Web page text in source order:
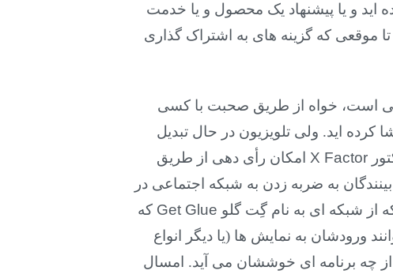
اید و یا پیشنهاد یک محصول و یا خدمت
موقعی که گزینه های به اشتراک گذاری
است، خواه از طریق صحبت با کسی
کرده اید. ولی تلویزیون در حال تبدیل
X Factor امکان رأی دهی از طریق
به ضربه زدن به شبکه اجتماعی در
شبکه ای به نام گِت گلو Get Glue که
ورودشان به نمایش ها (یا دیگر انواع
از چه برنامه ای خوششان می آید. امسال